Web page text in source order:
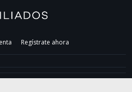
Regístrate ahora